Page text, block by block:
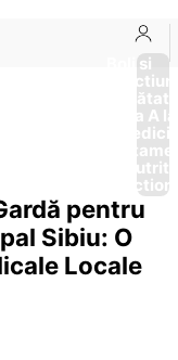
Boli si
Afectiuni
Sănătate
de la A
pentru
Sibiu: O
Locale